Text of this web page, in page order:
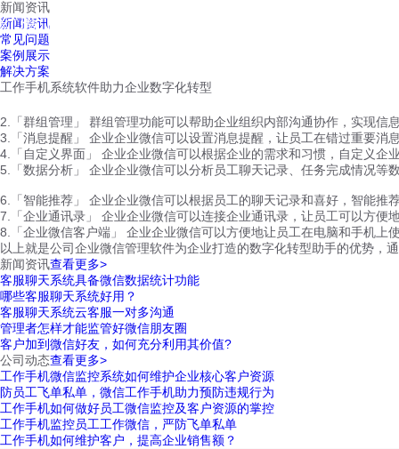
红鹰工作手机
新闻资讯
新闻资讯
常见问题
案例展示
解决方案
工作手机系统软件助力企业数字化转型
2.「群组管理」 群组管理功能可以帮助企业组织内部沟通协作，实现信
3.「消息提醒」 企业企业微信可以设置消息提醒，让员工在错过重要消
4.「自定义界面」 企业企业微信可以根据企业的需求和习惯，自定义
5.「数据分析」 企业企业微信可以分析员工聊天记录、任务完成情况等
6.「智能推荐」 企业企业微信可以根据员工的聊天记录和喜好，智能推
7.「企业通讯录」 企业企业微信可以连接企业通讯录，让员工可以方便
8.「企业微信客户端」 企业企业微信可以方便地让员工在电脑和手机上
以上就是公司企业微信管理软件为企业打造的数字化转型助手的优势
新闻资讯查看更多>
客服聊天系统具备微信数据统计功能
哪些客服聊天系统好用？
客服聊天系统云客服一对多沟通
管理者怎样才能监管好微信朋友圈
客户加到微信好友，如何充分利用其价值?
公司动态查看更多>
工作手机微信监控系统如何维护企业核心客户资源
防员工飞单私单，微信工作手机助力预防违规行为
工作手机如何做好员工微信监控及客户资源的掌控
工作手机监控员工工作微信，严防飞单私单
工作手机如何维护客户，提高企业销售额？